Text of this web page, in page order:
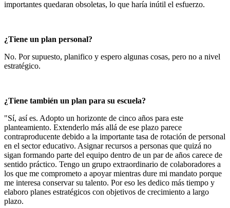
importantes quedaran obsoletas, lo que haría inútil el esfuerzo.
¿Tiene un plan personal?
No. Por supuesto, planifico y espero algunas cosas, pero no a nivel
estratégico.
¿Tiene también un plan para su escuela?
"Sí, así es. Adopto un horizonte de cinco años para este
planteamiento. Extenderlo más allá de ese plazo parece
contraproducente debido a la importante tasa de rotación de personal
en el sector educativo. Asignar recursos a personas que quizá no
sigan formando parte del equipo dentro de un par de años carece de
sentido práctico. Tengo un grupo extraordinario de colaboradores a
los que me comprometo a apoyar mientras dure mi mandato porque
me interesa conservar su talento. Por eso les dedico más tiempo y
elaboro planes estratégicos con objetivos de crecimiento a largo
plazo.